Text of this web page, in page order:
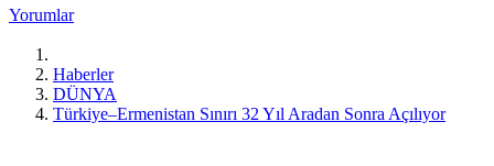
Yorumlar
Haberler
DÜNYA
Türkiye–Ermenistan Sınırı 32 Yıl Aradan Sonra Açılıyor